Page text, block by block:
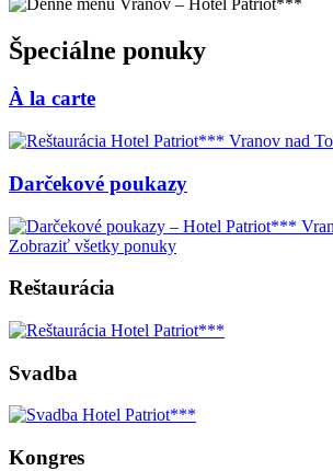
Špeciálne ponuky
À la carte
Darčekové poukazy
Zobraziť všetky ponuky
Reštaurácia
Svadba
Kongres